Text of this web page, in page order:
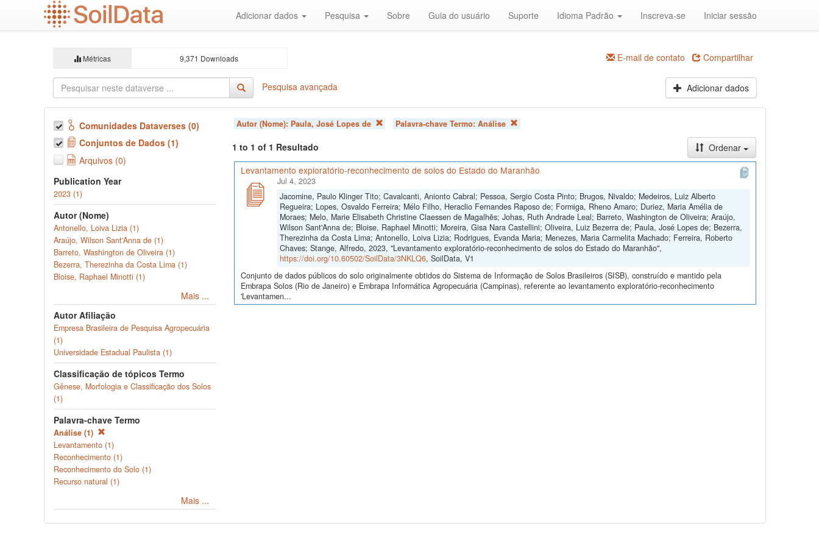
Adicionar dados Pesquisa Sobre Guia do usuário Suporte Idioma Padrão Inscreva-se Iniciar sessão
Métricas 9,371 Downloads E-mail de contato Compartilhar
Pesquisa avançada Adicionar dados
Comunidades Dataverses (0)
Conjuntos de Dados (1)
Arquivos (0)
Publication Year
2023 (1)
Autor (Nome)
Antonello, Loiva Lizia (1)
Araújo, Wilson Sant'Anna de (1)
Barreto, Washington de Oliveira (1)
Bezerra, Therezinha da Costa Lima (1)
Bloise, Raphael Minotti (1)
Mais ...
Autor Afiliação
Empresa Brasileira de Pesquisa Agropecuária
(1)
Universidade Estadual Paulista (1)
Classificação de tópicos Termo
Gênese, Morfologia e Classificação dos Solos
(1)
Palavra-chave Termo
Análise (1)
Levantamento (1)
Reconhecimento (1)
Reconhecimento do Solo (1)
Recurso natural (1)
Mais ...
Autor (Nome): Paula, José Lopes de Palavra-chave Termo: Análise
1 to 1 of 1 Resultado
Ordenar
Levantamento exploratório-reconhecimento de solos do Estado do Maranhão
Jul 4, 2023
Jacomine, Paulo Klinger Tito; Cavalcanti, Anionto Cabral; Pessoa, Sergio Costa Pinto; Brugos, Nivaldo; Medeiros, Luiz Alberto
Regueira; Lopes, Osvaldo Ferreira; Mélo Filho, Heraclio Fernandes Raposo de; Formiga, Rheno Amaro; Duriez, Maria Amélia de
Moraes; Melo, Marie Elisabeth Christine Claessen de Magalhẽs; Johas, Ruth Andrade Leal; Barreto, Washington de Oliveira; Araújo,
Wilson Sant'Anna de; Bloise, Raphael Minotti; Moreira, Gisa Nara Castellini; Oliveira, Luiz Bezerra de; Paula, José Lopes de; Bezerra,
Therezinha da Costa Lima; Antonello, Loiva Lizia; Rodrigues, Evanda Maria; Menezes, Maria Carmelita Machado; Ferreira, Roberto
Chaves; Stange, Alfredo, 2023, "Levantamento exploratório-reconhecimento de solos do Estado do Maranhão",
https://doi.org/10.60502/SoilData/3NKLQ6, SoilData, V1
Conjunto de dados públicos do solo originalmente obtidos do Sistema de Informação de Solos Brasileiros (SISB), construído e mantido pela
Embrapa Solos (Rio de Janeiro) e Embrapa Informática Agropecuária (Campinas), referente ao levantamento exploratório-reconhecimento
'Levantamen...